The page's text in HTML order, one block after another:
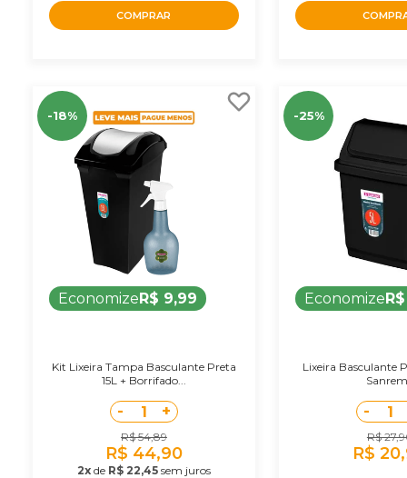
COMPRAR
-18%
EconomizeR$ 9,99
Kit Lixeira Tampa Basculante Preta
15L + Borrifado...
- 1 +
R$ 54,89
R$ 44,90
2xde R$ 22,45sem juros
-25%
Economize
Lixeira Basculante
- 1
R$
R$